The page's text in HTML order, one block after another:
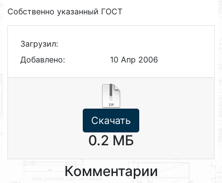
Собственно указанный ГОСТ
Загрузил:
Добавлено:
10 Апр 2006
Скачать
0.2 МБ
Комментарии